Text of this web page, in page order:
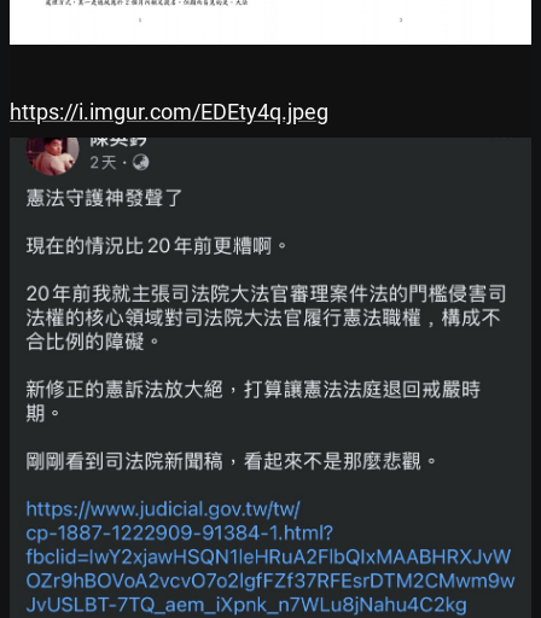
https://i.imgur.com/EDEty4q.jpeg